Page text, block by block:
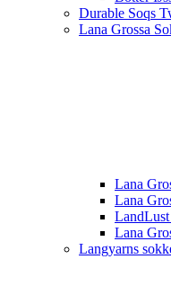
Durable Soqs
Lana Grossa
Lana
Lana
Lana
Langyarns